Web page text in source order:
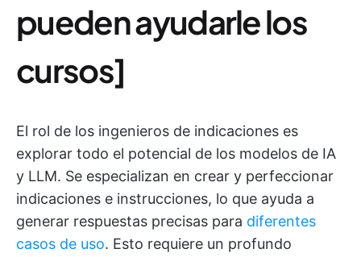
pueden ayudarle los
cursos]
El rol de los ingenieros de indicaciones es
explorar todo el potencial de los modelos de IA
y LLM. Se especializan en crear y perfeccionar
indicaciones e instrucciones, lo que ayuda a
generar respuestas precisas para diferentes
casos de uso. Esto requiere un profundo